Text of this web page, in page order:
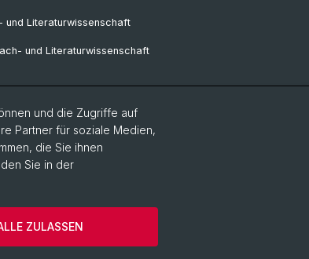
und Literaturwissenschaft
und Literaturwissenschaft
Cookies
und die Zugriffe auf
Partner für soziale Medien,
die Sie ihnen
Sie in der
ZULASSEN